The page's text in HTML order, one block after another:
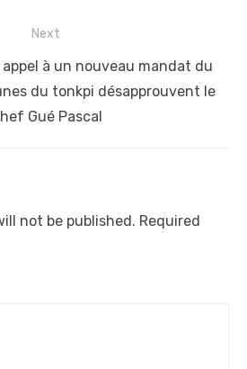
Next
à un nouveau mandat du
du tonkpi désapprouvent le
Gué Pascal
not be published. Required